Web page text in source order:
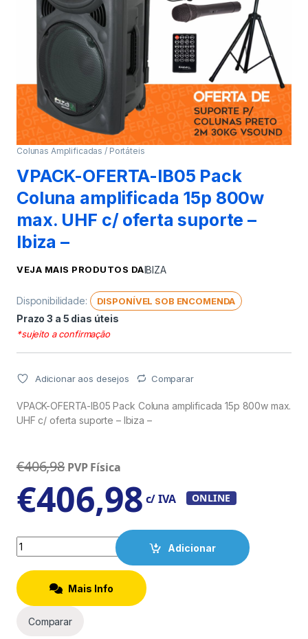
Colunas Amplificadas / Portáteis
VPACK-OFERTA-IB05 Pack
Coluna amplificada 15p 800w
max. UHF c/ oferta suporte –
Ibiza –
VEJA MAIS PRODUTOS DAIBIZA
Disponibilidade: DISPONÍVEL SOB ENCOMENDA
Prazo 3 a 5 dias úteis
*sujeito a confirmação
Adicionar aos desejos Comparar
VPACK-OFERTA-IB05 Pack Coluna amplificada 15p 800w max.
UHF c/ oferta suporte – Ibiza –
€406,98 PVP Física
€406,98 c/ IVA ONLINE
Quantity
Adicionar
Mais Info
Comparar